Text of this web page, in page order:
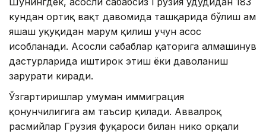
кундан ортиқ вақт давомида ташқарида бўлиш ҳам
яшаш ҳуқуқидан маҳрум қилиш учун асос
ҳисобланади. Асосли сабаблар қаторига алмашинув
дастурларида иштирок этиш ёки даволаниш
зарурати киради.
Ўзгартиришлар умуман иммиграция
қонунчилигига ҳам таъсир қилади. Аввалроқ
расмийлар Грузия фуқароси билан никоҳ орқали